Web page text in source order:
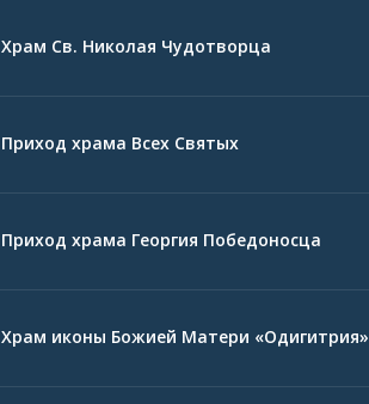
Храм Св. Николая Чудотворца
Приход храма Всех Святых
Приход храма Георгия Победоносца
Храм иконы Божией Матери «Одигитрия»